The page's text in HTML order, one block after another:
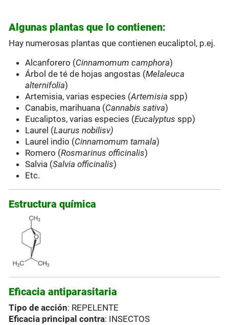
Algunas plantas que lo contienen:
Hay numerosas plantas que contienen eucaliptol, p.ej.
Alcanforero (Cinnamomum camphora)
Árbol de té de hojas angostas (Melaleuca
alternifolia)
Artemisia, varias especies (Artemisia spp)
Canabis, marihuana (Cannabis sativa)
Eucaliptos, varias especies (Eucalyptusspp)
Laurel (Laurus nobilisv)
Laurel indio (Cinnamomum tamala)
Romero (Rosmarinus officinalis)
Salvia (Salvia officinalis)
Etc.
Estructura química
Eficacia antiparasitaria
Tipo de acción: REPELENTE
Eficacia principal contra: INSECTOS